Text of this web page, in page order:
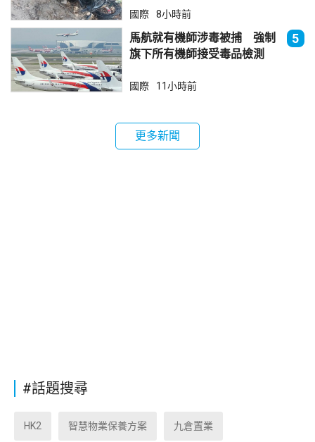
國際 8小時前
馬航就有機師涉毒被捕 強制
旗下所有機師接受毒品檢測
5
國際 11小時前
更多新聞
#話題搜尋
HK2 智慧物業保養方案 九倉置業